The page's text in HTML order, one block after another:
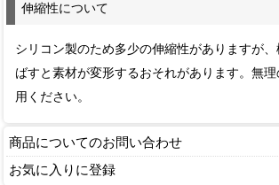
伸縮性について
シリコン製のため多少の伸縮性がありますが
ばすと素材が変形するおそれがあります。無
用ください。
商品についてのお問い合わせ
お気に入りに登録